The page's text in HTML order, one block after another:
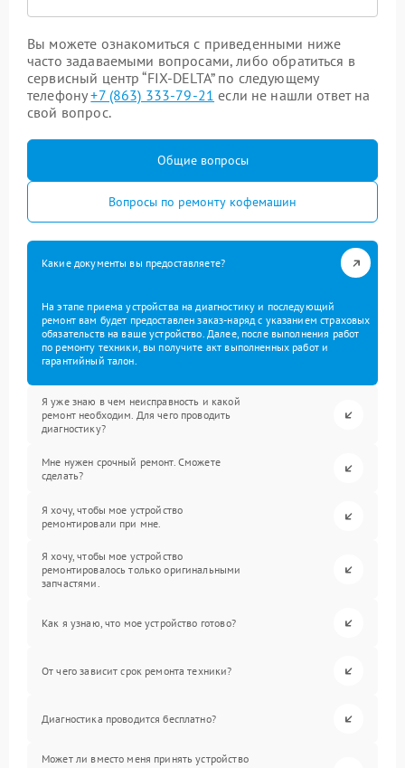
Вы можете ознакомиться с приведенными ниже
часто задаваемыми вопросами, либо обратиться в
сервисный центр “FIX-DELTA” по следующему
телефону+7 (863) 333-79-21 если не нашли ответ на
свой вопрос.
Общие вопросы
Вопросы по ремонту кофемашин
Какие документы вы предоставляете?
На этапе приема устройства на диагностику и последующий
ремонт вам будет предоставлен заказ-наряд с указанием страховых
обязательств на ваше устройство. Далее, после выполнения работ
по ремонту техники, вы получите акт выполненных работ и
гарантийный талон.
Я уже знаю в чем неисправность и какой
ремонт необходим. Для чего проводить
диагностику?
Мне нужен срочный ремонт. Сможете
сделать?
Я хочу, чтобы мое устройство
ремонтировали при мне.
Я хочу, чтобы мое устройство
ремонтировалось только оригинальными
запчастями.
Как я узнаю, что мое устройство готово?
От чего зависит срок ремонта техники?
Диагностика проводится бесплатно?
Может ли вместо меня принять устройство